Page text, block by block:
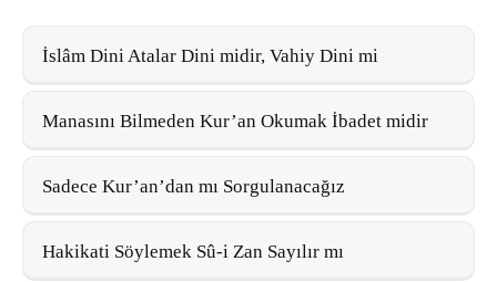
İslâm Dini Atalar Dini midir, Vahiy Dini mi
Manasını Bilmeden Kur’an Okumak İbadet midir
Sadece Kur’an’dan mı Sorgulanacağız
Hakikati Söylemek Sû-i Zan Sayılır mı